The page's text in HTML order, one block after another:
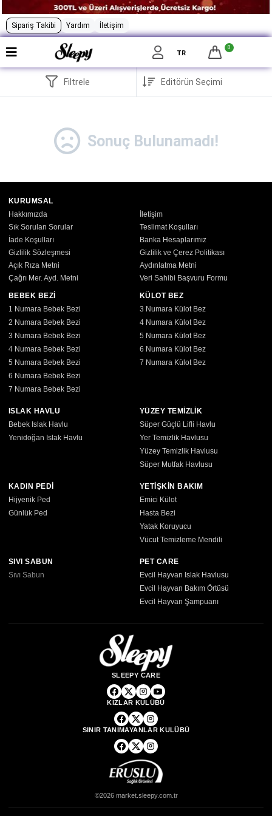
Sipariş Takibi Yardım İletişim
TR
0
Filtrele
Sonuç Bulunamadı!
KURUMSAL
Hakkımızda
İletişim
Sık Sorulan Sorular
Teslimat Koşulları
İade Koşulları
Banka Hesaplarımız
Gizlilik Sözleşmesi
Gizlilik ve Çerez Politikası
Açık Rıza Metni
Aydınlatma Metni
Çağrı Mer. Ayd. Metni
Veri Sahibi Başvuru Formu
BEBEK BEZİ
1 Numara Bebek Bezi
2 Numara Bebek Bezi
3 Numara Bebek Bezi
4 Numara Bebek Bezi
5 Numara Bebek Bezi
6 Numara Bebek Bezi
7 Numara Bebek Bezi
KÜLOT BEZ
3 Numara Külot Bez
4 Numara Külot Bez
5 Numara Külot Bez
6 Numara Külot Bez
7 Numara Külot Bez
ISLAK HAVLU
Bebek Islak Havlu
Yenidoğan Islak Havlu
YÜZEY TEMİZLİK
Süper Güçlü Lifli Havlu
Yer Temizlik Havlusu
Yüzey Temizlik Havlusu
Süper Mutfak Havlusu
KADIN PEDİ
Hijyenik Ped
Günlük Ped
YETİŞKİN BAKIM
Emici Külot
Hasta Bezi
Yatak Koruyucu
Vücut Temizleme Mendili
SIVI SABUN
Sıvı Sabun
PET CARE
Evcil Hayvan Islak Havlusu
Evcil Hayvan Bakım Örtüsü
Evcil Hayvan Şampuanı
SLEEPY CARE
KIZLAR KULÜBÜ
SINIR TANIMAYANLAR KULÜBÜ
©2026 market.sleepy.com.tr